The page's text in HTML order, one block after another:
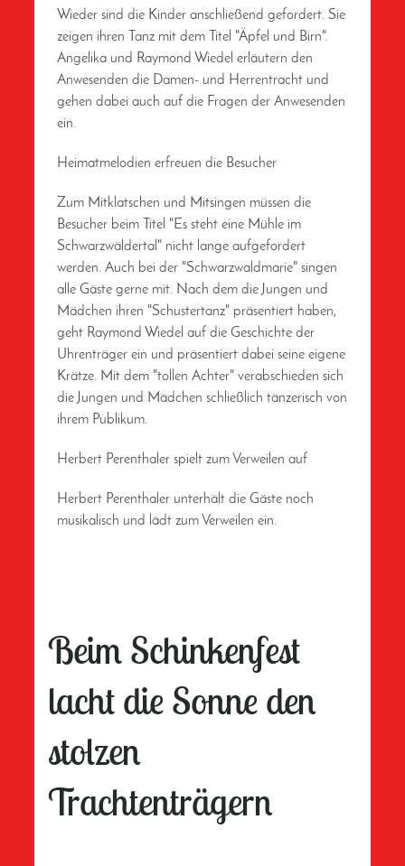
Wieder sind die Kinder anschließend gefordert. Sie
zeigen ihren Tanz mit dem Titel "Äpfel und Birn".
Angelika und Raymond Wiedel erläutern den
Anwesenden die Damen- und Herrentracht und
gehen dabei auch auf die Fragen der Anwesenden
ein.
Heimatmelodien erfreuen die Besucher
Zum Mitklatschen und Mitsingen müssen die
Besucher beim Titel "Es steht eine Mühle im
Schwarzwäldertal" nicht lange aufgefordert
werden. Auch bei der "Schwarzwaldmarie" singen
alle Gäste gerne mit. Nach dem die Jungen und
Mädchen ihren "Schustertanz" präsentiert haben,
geht Raymond Wiedel auf die Geschichte der
Uhrenträger ein und präsentiert dabei seine eigene
Krätze. Mit dem "tollen Achter" verabschieden sich
die Jungen und Mädchen schließlich tänzerisch von
ihrem Publikum.
Herbert Perenthaler spielt zum Verweilen auf
Herbert Perenthaler unterhält die Gäste noch
musikalisch und lädt zum Verweilen ein.
Beim Schinkenfest
lacht die Sonne den
stolzen
Trachtenträgern